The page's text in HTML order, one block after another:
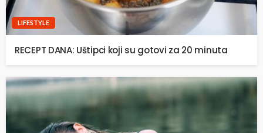
LIFESTYLE
RECEPT DANA: Uštipci koji su gotovi za 20 minuta